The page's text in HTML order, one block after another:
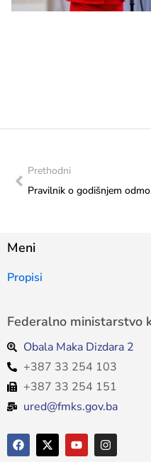
Prethodni
Pravilnik o
Meni
Propisi
Federalno ministarstvo
Obala Maka Dizdara 2
+387 33 254 103
+387 33 254 151
ured@fmks.gov.ba